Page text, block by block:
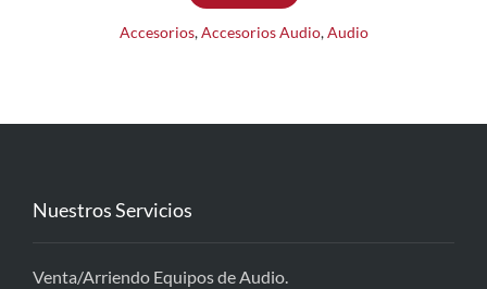
Accesorios,Accesorios Audio,Audio
Nuestros Servicios
Venta/Arriendo Equipos de Audio.